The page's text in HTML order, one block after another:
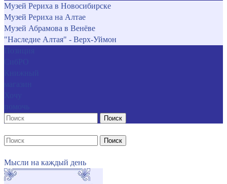
Музей Рериха в Новосибирске
Музей Рериха на Алтае
Музей Абрамова в Венёве
"Наследие Алтая" - Верх-Уймон
Поиск
Поиск
Мысли на каждый день